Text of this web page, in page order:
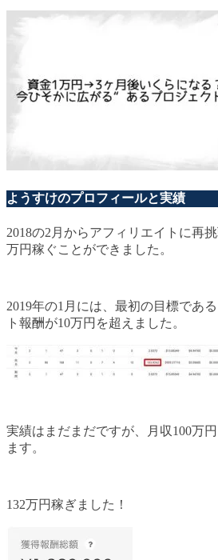
ようすけのプロフィールと実績
2018の2月からアフィリエイトに再
万円稼ぐことができました。
2019年の1月には、最初の目標であ
ト報酬が10万円を超えました。
実績はまだまだですが、月収100万
ます。
132万円稼ぎました！